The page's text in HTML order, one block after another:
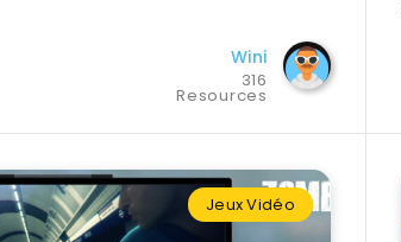
Wini
316
Resources
Jeux Vidéo